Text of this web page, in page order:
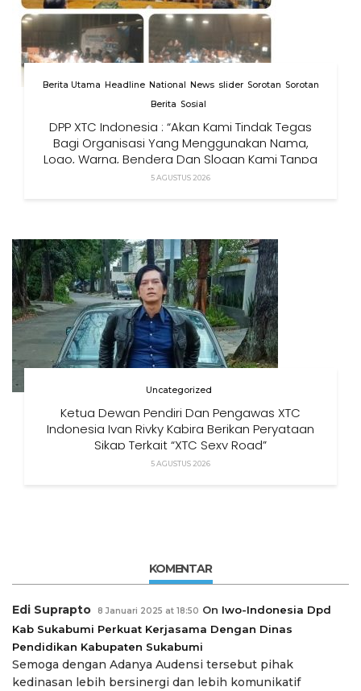
Berita Utama Headline National News slider Sorotan Sorotan
Berita Sosial
DPP XTC Indonesia : “Akan Kami Tindak Tegas
Bagi Organisasi Yang Menggunakan Nama,
Logo, Warna, Bendera Dan Slogan Kami Tanpa
Izin”
5 AGUSTUS 2026
Uncategorized
Ketua Dewan Pendiri Dan Pengawas XTC
Indonesia Ivan Rivky Kabira Berikan Peryataan
Sikap Terkait “XTC Sexy Road”
5 AGUSTUS 2026
KOMENTAR
Edi Suprapto 8 Januari 2025 at 18:50 On Iwo-Indonesia Dpd
Kab Sukabumi Perkuat Kerjasama Dengan Dinas
Pendidikan Kabupaten Sukabumi
Semoga dengan Adanya Audensi tersebut pihak
kedinasan lebih bersinergi dan lebih komunikatif